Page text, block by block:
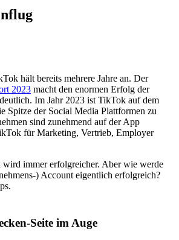
hält bereits mehrere Jahre an. Der
2023 macht den enormen Erfolg der
Im Jahr 2023 ist TikTok auf dem
Spitze der Social Media Plattformen zu
sind zunehmend auf der App
für Marketing, Vertrieb, Employer
immer erfolgreicher. Aber wie werde
) Account eigentlich erfolgreich?
Seite im Auge